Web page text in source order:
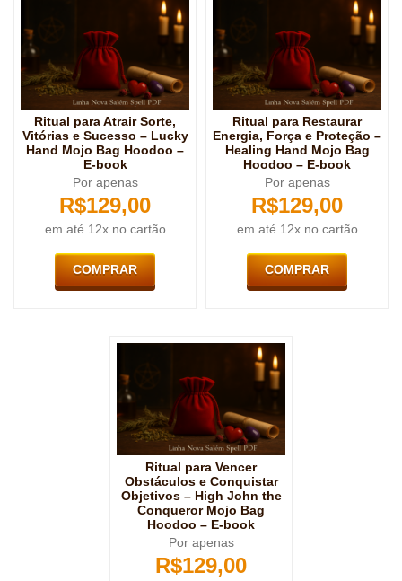
Ritual para Atrair Sorte,
Vitórias e Sucesso – Lucky
Hand Mojo Bag Hoodoo –
E-book
Por apenas
R$129,00
em até 12x no cartão
COMPRAR
Ritual para Restaurar
Energia, Força e Proteção –
Healing Hand Mojo Bag
Hoodoo – E-book
Por apenas
R$129,00
em até 12x no cartão
COMPRAR
Ritual para Vencer
Obstáculos e Conquistar
Objetivos – High John the
Conqueror Mojo Bag
Hoodoo – E-book
Por apenas
R$129,00